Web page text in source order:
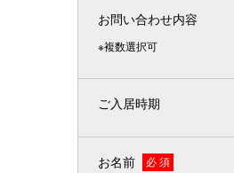
お問い合わせ内容
※複数選択可
ご入居時期
お名前 必 須